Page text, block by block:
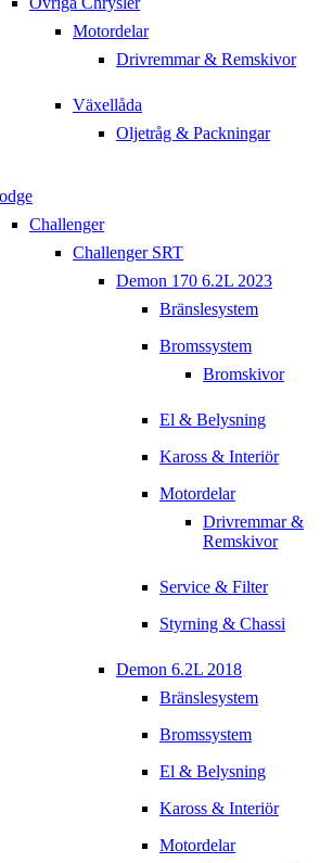
Motordelar
Drivremmar & Remskivor
Växellåda
Oljetråg & Packningar
Challenger
Challenger SRT
Demon 170 6.2L 2023
Bränslesystem
Bromssystem
Bromskivor
El & Belysning
Kaross & Interiör
Motordelar
Drivremmar &
Remskivor
Service & Filter
Styrning & Chassi
Demon 6.2L 2018
Bränslesystem
Bromssystem
El & Belysning
Kaross & Interiör
Motordelar